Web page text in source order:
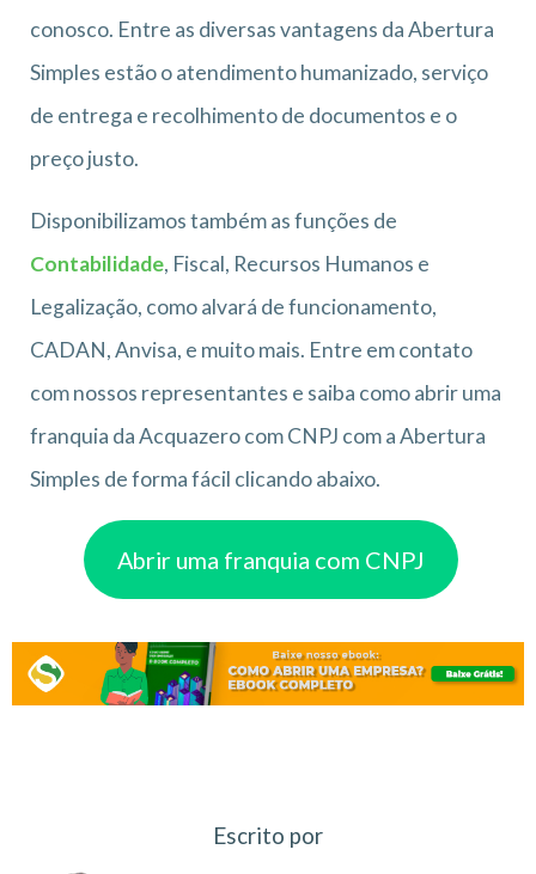
conosco. Entre as diversas vantagens da Abertura
Simples estão o atendimento humanizado, serviço
de entrega e recolhimento de documentos e o
preço justo.
Disponibilizamos também as funções de
Contabilidade, Fiscal, Recursos Humanos e
Legalização, como alvará de funcionamento,
CADAN, Anvisa, e muito mais. Entre em contato
com nossos representantes e saiba como abrir uma
franquia da Acquazero com CNPJ com a Abertura
Simples de forma fácil clicando abaixo.
Abrir uma franquia com CNPJ
Escrito por